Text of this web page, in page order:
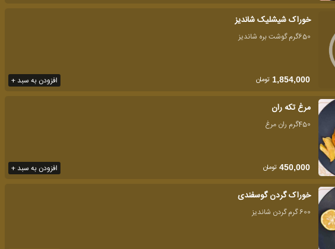
خوراک شیشلیک شاندیز
650گرم گوشت بره شاندیز
افزودن به سبد + 1,854,000 تومان
مرغ تکه ران
450گرم ران مرغ
افزودن به سبد + 450,000 تومان
خوراک گردن گوسفندی
600 گرم گردن شاندیز